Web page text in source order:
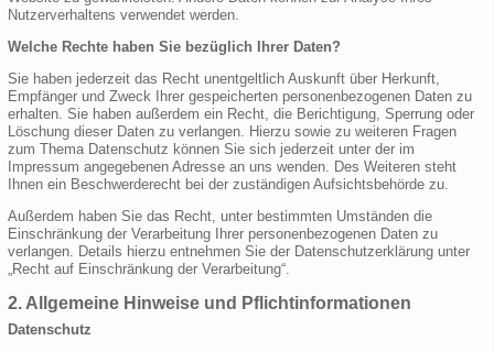
Nutzerverhaltens verwendet werden.
Welche Rechte haben Sie bezüglich Ihrer Daten?
Sie haben jederzeit das Recht unentgeltlich Auskunft über Herkunft,
Empfänger und Zweck Ihrer gespeicherten personenbezogenen Daten zu
erhalten. Sie haben außerdem ein Recht, die Berichtigung, Sperrung oder
Löschung dieser Daten zu verlangen. Hierzu sowie zu weiteren Fragen
zum Thema Datenschutz können Sie sich jederzeit unter der im
Impressum angegebenen Adresse an uns wenden. Des Weiteren steht
Ihnen ein Beschwerderecht bei der zuständigen Aufsichtsbehörde zu.
Außerdem haben Sie das Recht, unter bestimmten Umständen die
Einschränkung der Verarbeitung Ihrer personenbezogenen Daten zu
verlangen. Details hierzu entnehmen Sie der Datenschutzerklärung unter
„Recht auf Einschränkung der Verarbeitung“.
2. Allgemeine Hinweise und Pflichtinformationen
Datenschutz